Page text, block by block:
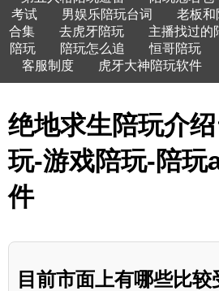
考试
男娱乐陪玩台词 老板和
合集
去虎牙陪玩 主播找过的
陪玩
陪玩怎么追 恒哥陪玩
客服制度
虎牙大神陪玩软件
绝地求生陪玩介
玩-游戏陪玩-陪玩
件
目前市面上有哪些比